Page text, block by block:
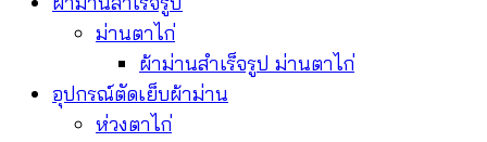
ม่านตาไก่
ผ้าม่านสำเร็จรูป ม่านตาไก่
อุปกรณ์ตัดเย็บผ้าม่าน
ห่วงตาไก่